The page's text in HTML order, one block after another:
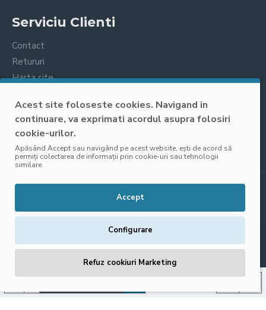
Acest site foloseste cookies. Navigand in
continuare, va exprimati acordul asupra folosiri
cookie-urilor.
Apăsând Accept sau navigând pe acest website, ești de acord să
permiți colectarea de informații prin cookie-uri sau tehnologii
similare.
Accept
Configurare
Refuz cookiuri Marketing
Serviciu Clienti
Contact
Retururi
Harta site